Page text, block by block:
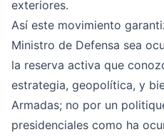
exteriores.
Así este movimiento
Ministro de Defensa sea
la reserva activa que
estrategia, geopolítica, y
Armadas; no por un
presidenciales como ha